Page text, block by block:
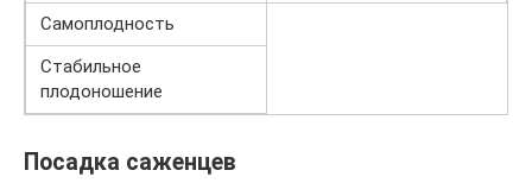
Самоплодность
Стабильное
плодоношение
Посадка саженцев